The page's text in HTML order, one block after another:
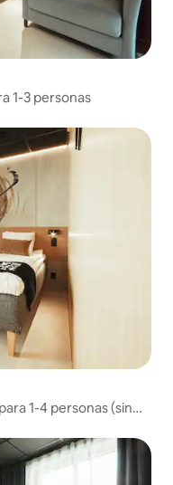
1-3 personas
1-4 personas (sin